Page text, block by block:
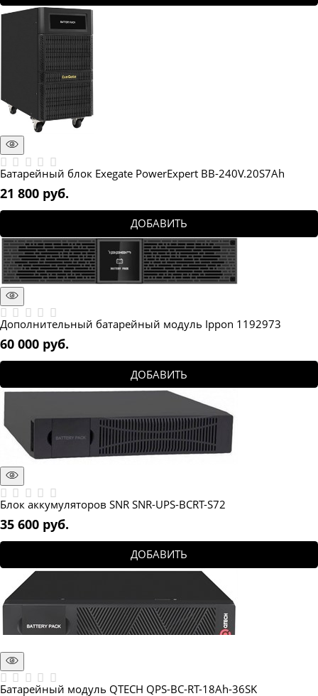
Батарейный блок Exegate PowerExpert BB-240V.20S7Ah
21 800 руб.
ДОБАВИТЬ
Дополнительный батарейный модуль Ippon 1192973
60 000 руб.
ДОБАВИТЬ
Блок аккумуляторов SNR SNR-UPS-BCRT-S72
35 600 руб.
ДОБАВИТЬ
Батарейный модуль QTECH QPS-BC-RT-18Ah-36SK